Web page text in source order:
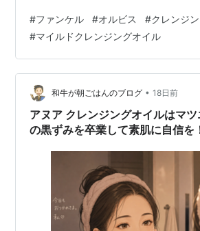
い上がりの違いを本音でレビューしま
と、私の使い分けはこちら。 固くなっ
【ツルンとスッキリ】洗い上げたいな
汚れを溶かして【しっとり、なめらか
ならオルビス ぜひ、ファンケルとオル
グ選びの参考にしてくださいね！ …
#ファンケル #オルビス #クレンジ
#マイルドクレンジングオイル
和牛が朝ごはんのブログ • 18日前
アヌア クレンジングオイルはマ
の黒ずみを卒業して素肌に自信を